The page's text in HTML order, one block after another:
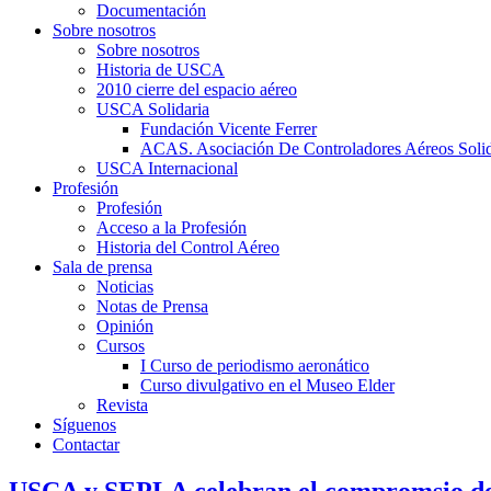
Documentación
Sobre nosotros
Sobre nosotros
Historia de USCA
2010 cierre del espacio aéreo
USCA Solidaria
Fundación Vicente Ferrer
ACAS. Asociación De Controladores Aéreos
USCA Internacional
Profesión
Profesión
Acceso a la Profesión
Historia del Control Aéreo
Sala de prensa
Noticias
Notas de Prensa
Opinión
Cursos
I Curso de periodismo aeronático
Curso divulgativo en el Museo Elder
Revista
Síguenos
Contactar